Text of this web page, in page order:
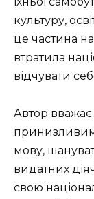
культуру,
це частина
втратила
відчувати
Автор
мову,
видатних
свою